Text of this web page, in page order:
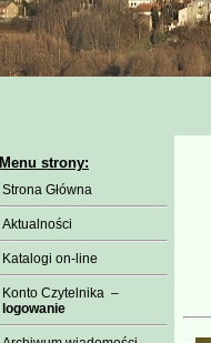
Menu strony:
Strona Główna
Aktualności
Katalogi on-line
Konto Czytelnika –
logowanie